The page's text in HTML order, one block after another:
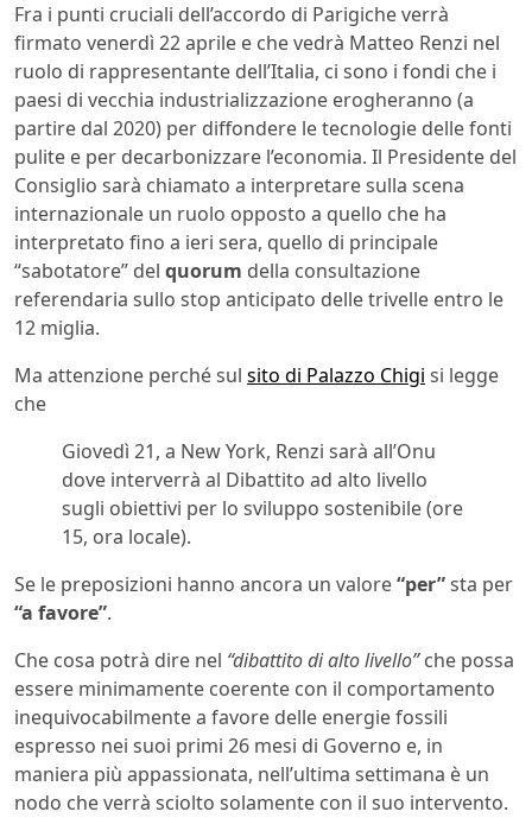
Fra i punti cruciali dell’accordo di Parigiche verrà
firmato venerdì 22 aprile e che vedrà Matteo Renzi nel
ruolo di rappresentante dell’Italia, ci sono i fondi che i
paesi di vecchia industrializzazione erogheranno (a
partire dal 2020) per diffondere le tecnologie delle fonti
pulite e per decarbonizzare l’economia. Il Presidente del
Consiglio sarà chiamato a interpretare sulla scena
internazionale un ruolo opposto a quello che ha
interpretato fino a ieri sera, quello di principale
“sabotatore” del quorum della consultazione
referendaria sullo stop anticipato delle trivelle entro le
12 miglia.
Ma attenzione perché sul sito di Palazzo Chigi si legge
che
Giovedì 21, a New York, Renzi sarà all’Onu
dove interverrà al Dibattito ad alto livello
sugli obiettivi per lo sviluppo sostenibile (ore
15, ora locale).
Se le preposizioni hanno ancora un valore“per”sta per
“a favore”.
Che cosa potrà dire nel “dibattito di alto livello”che possa
essere minimamente coerente con il comportamento
inequivocabilmente a favore delle energie fossili
espresso nei suoi primi 26 mesi di Governo e, in
maniera più appassionata, nell’ultima settimana è un
nodo che verrà sciolto solamente con il suo intervento.